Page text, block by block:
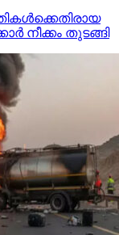
നീക്കം തുടങ്ങി